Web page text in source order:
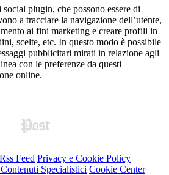
plugin, che possono essere di
a tracciare la navigazione dell’utente,
ai fini marketing e creare profili in
scelte, etc. In questo modo è possibile
pubblicitari mirati in relazione agli
con le preferenze da questi
online.
Rss Feed Privacy e Cookie Policy
Specialistici Cookie Center